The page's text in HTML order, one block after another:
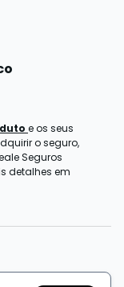
e os seus
o seguro,
Seguros
detalhes em